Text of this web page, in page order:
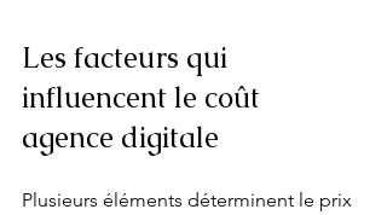
Les facteurs qui
influencent le coût
agence digitale
Plusieurs éléments déterminent le prix